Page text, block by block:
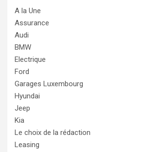
A la Une
Assurance
Audi
BMW
Electrique
Ford
Garages Luxembourg
Hyundai
Jeep
Kia
Le choix de la rédaction
Leasing